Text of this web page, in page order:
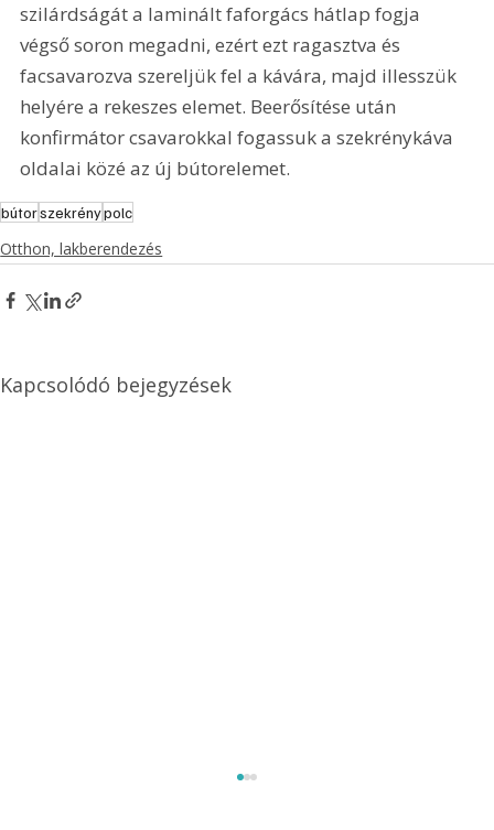
szilárdságát a laminált faforgács hátlap fogja
végső soron megadni, ezért ezt ragasztva és
facsavarozva szereljük fel a kávára, majd illesszük
helyére a rekeszes elemet. Beerősítése után
konfirmátor csavarokkal fogassuk a szekrénykáva
oldalai közé az új bútorelemet.
bútorszekrénypolc
Otthon, lakberendezés
Kapcsolódó bejegyzések